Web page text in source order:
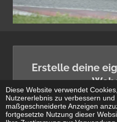
Diese Website verwendet
Nutzererlebnis zu verbessern und
maßgeschneiderte Anzeigen
fortgesetzte Nutzung dieser
Erstelle deine